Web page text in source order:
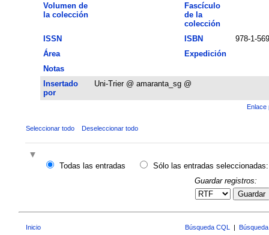
Volumen de
la colección
Fascículo
de la
colección
ISSN
ISBN
978-1-
Área
Expedición
Notas
Insertado
por
Uni-Trier @ amaranta_sg @
Enlace
Seleccionar todo Deseleccionar todo
Todas las entradas
Sólo las entradas seleccionadas:
Guardar registros:
Guardar
Inicio Búsqueda CQL